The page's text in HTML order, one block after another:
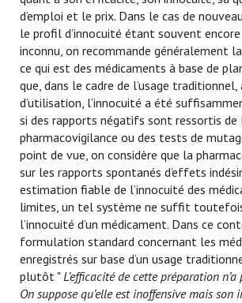
d’emploi et le prix. Dans le cas de
le profil d’innocuité étant souvent
inconnu, on recommande généralement
ce qui est des médicaments à base de
que, dans le cadre de l’usage traditionnel,
d’utilisation, l’innocuité a été
si des rapports négatifs sont ressortis de
pharmacovigilance ou des tests de
point de vue, on considère que la
sur les rapports spontanés d’effets
estimation fiable de l’innocuité des
limites, un tel système ne suffit
l’innocuité d’un médicament. Dans ce
formulation standard concernant les
enregistrés sur base d’un usage
plutôt "L’efficacité de cette préparation n’a
On suppose qu’elle est inoffensive mais son